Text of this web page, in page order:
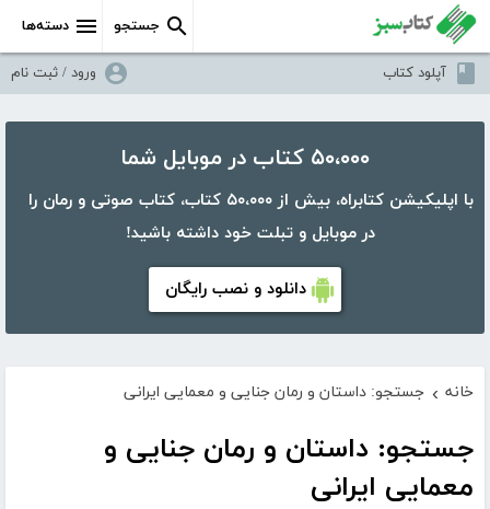
دسته‌ها جستجو
آپلود کتاب ورود / ثبت نام
۵۰،۰۰۰ کتاب در موبایل شما
با اپلیکیشن کتابراه، بیش از ۵۰،۰۰۰ کتاب، کتاب صوتی و رمان را
در موبایل و تبلت خود داشته باشید!
دانلود و نصب رایگان
خانه › جستجو: داستان و رمان جنایی و معمایی ایرانی
جستجو: داستان و رمان جنایی و
معمایی ایرانی